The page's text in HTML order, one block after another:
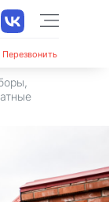
Перезвонить